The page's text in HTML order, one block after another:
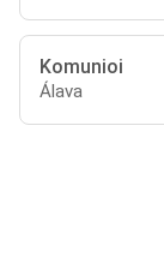
Komunioi
Álava